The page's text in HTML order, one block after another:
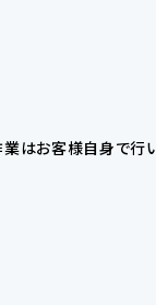
はお客様自身で行